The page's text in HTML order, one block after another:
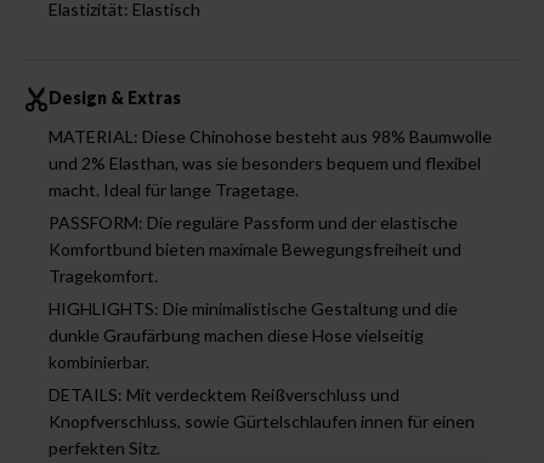
Elastizität: Elastisch
Design & Extras
MATERIAL: Diese Chinohose besteht aus 98% Baumwolle
und 2% Elasthan, was sie besonders bequem und flexibel
macht. Ideal für lange Tragetage.
PASSFORM: Die reguläre Passform und der elastische
Komfortbund bieten maximale Bewegungsfreiheit und
Tragekomfort.
HIGHLIGHTS: Die minimalistische Gestaltung und die
dunkle Graufärbung machen diese Hose vielseitig
kombinierbar.
DETAILS: Mit verdecktem Reißverschluss und
Knopfverschluss, sowie Gürtelschlaufen innen für einen
perfekten Sitz.